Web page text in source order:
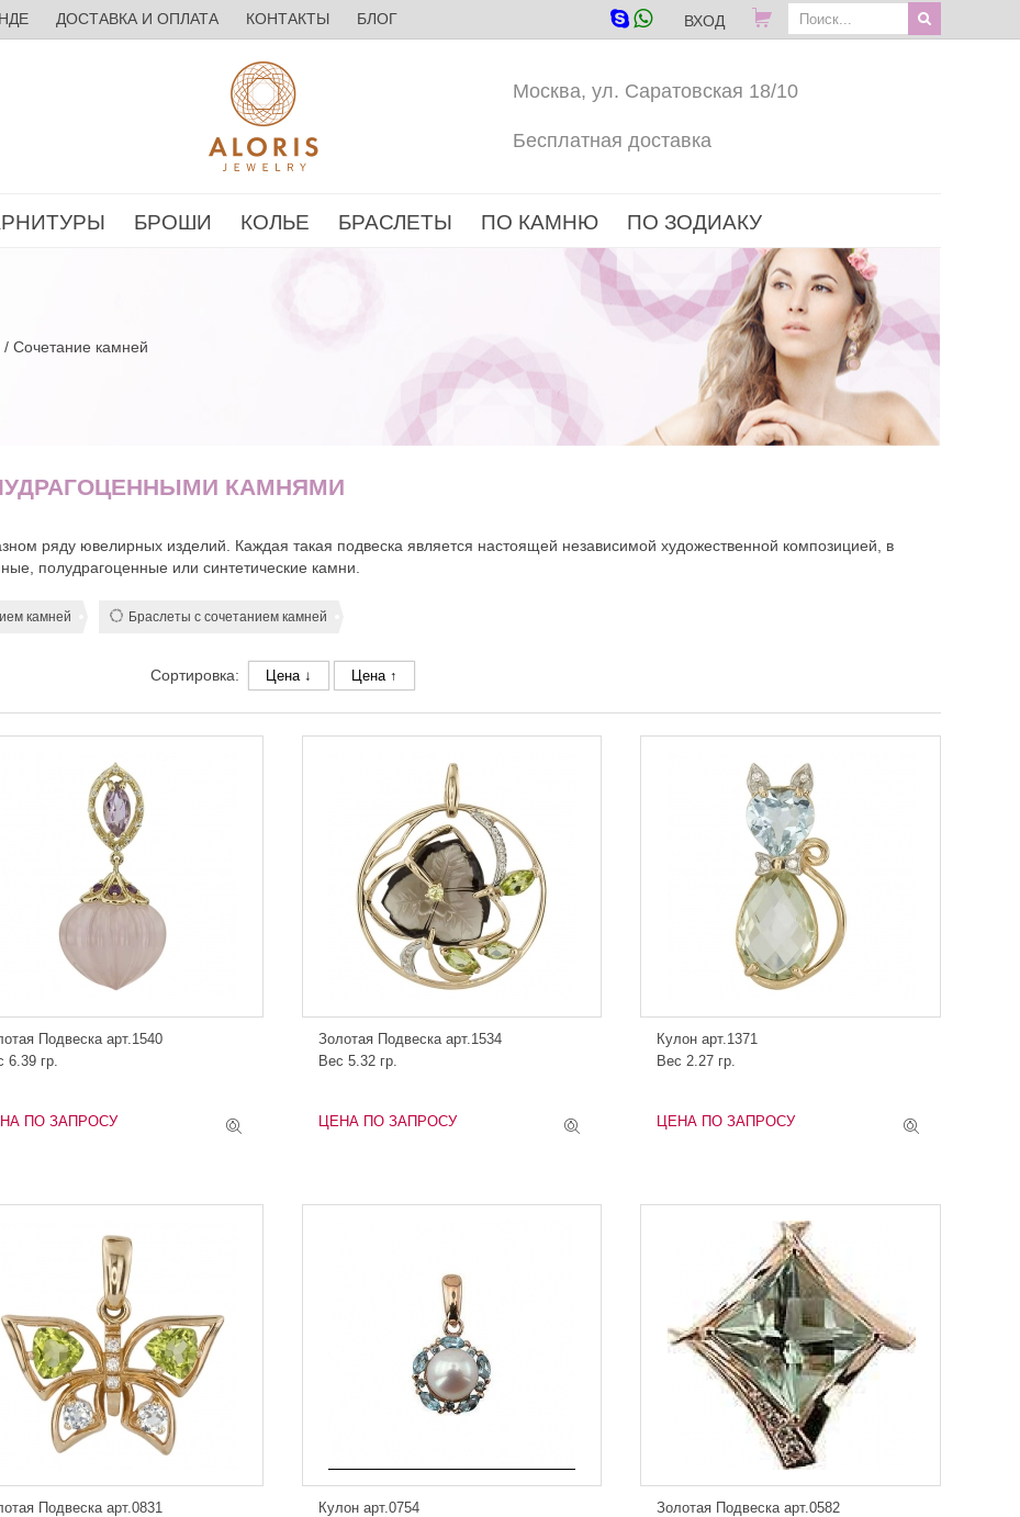
ДОСТАВКА И ОПЛАТА КОНТАКТЫ БЛОГ ВХОД
Москва, ул. Саратовская 18/10
Бесплатная доставка
БРОШИ КОЛЬЕ БРАСЛЕТЫ ПО КАМНЮ ПО ЗОДИАКУ
/ Сочетание камней
КАМНЯМИ
ряду ювелирных изделий. Каждая такая подвеска является настоящей независимой художественной композицией, в
полудрагоценные или синтетические камни.
камней Браслеты с сочетанием камней
Сортировка: Цена ↓ Цена ↑
Подвеска арт.1540
6.39 гр.
ПО ЗАПРОСУ
Золотая Подвеска арт.1534
Вес 5.32 гр.
ЦЕНА ПО ЗАПРОСУ
Кулон арт.1371
Вес 2.27 гр.
ЦЕНА ПО ЗАПРОСУ
Подвеска арт.0831
Кулон арт.0754
Золотая Подвеска арт.0582